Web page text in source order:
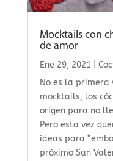
Mocktails con
de amor
Ene 29, 2021
No es la primera
mocktails, los
origen para no
Pero esta vez
ideas para
próximo San